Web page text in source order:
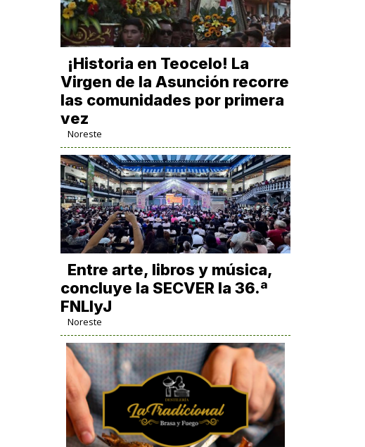
​¡Historia en Teocelo! La
Virgen de la Asunción recorre
las comunidades por primera
vez
Noreste
Entre arte, libros y música,
concluye la SECVER la 36.ª
FNLIyJ
Noreste